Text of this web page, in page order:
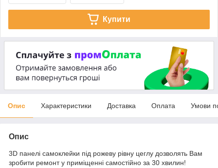
Купити
Опис Характеристики Доставка Оплата Умови
Опис
3D панелі самоклейки під рожеву рівну цеглу дозволять Вам
зробити ремонт у приміщенні самостійно за 30 хвилин!